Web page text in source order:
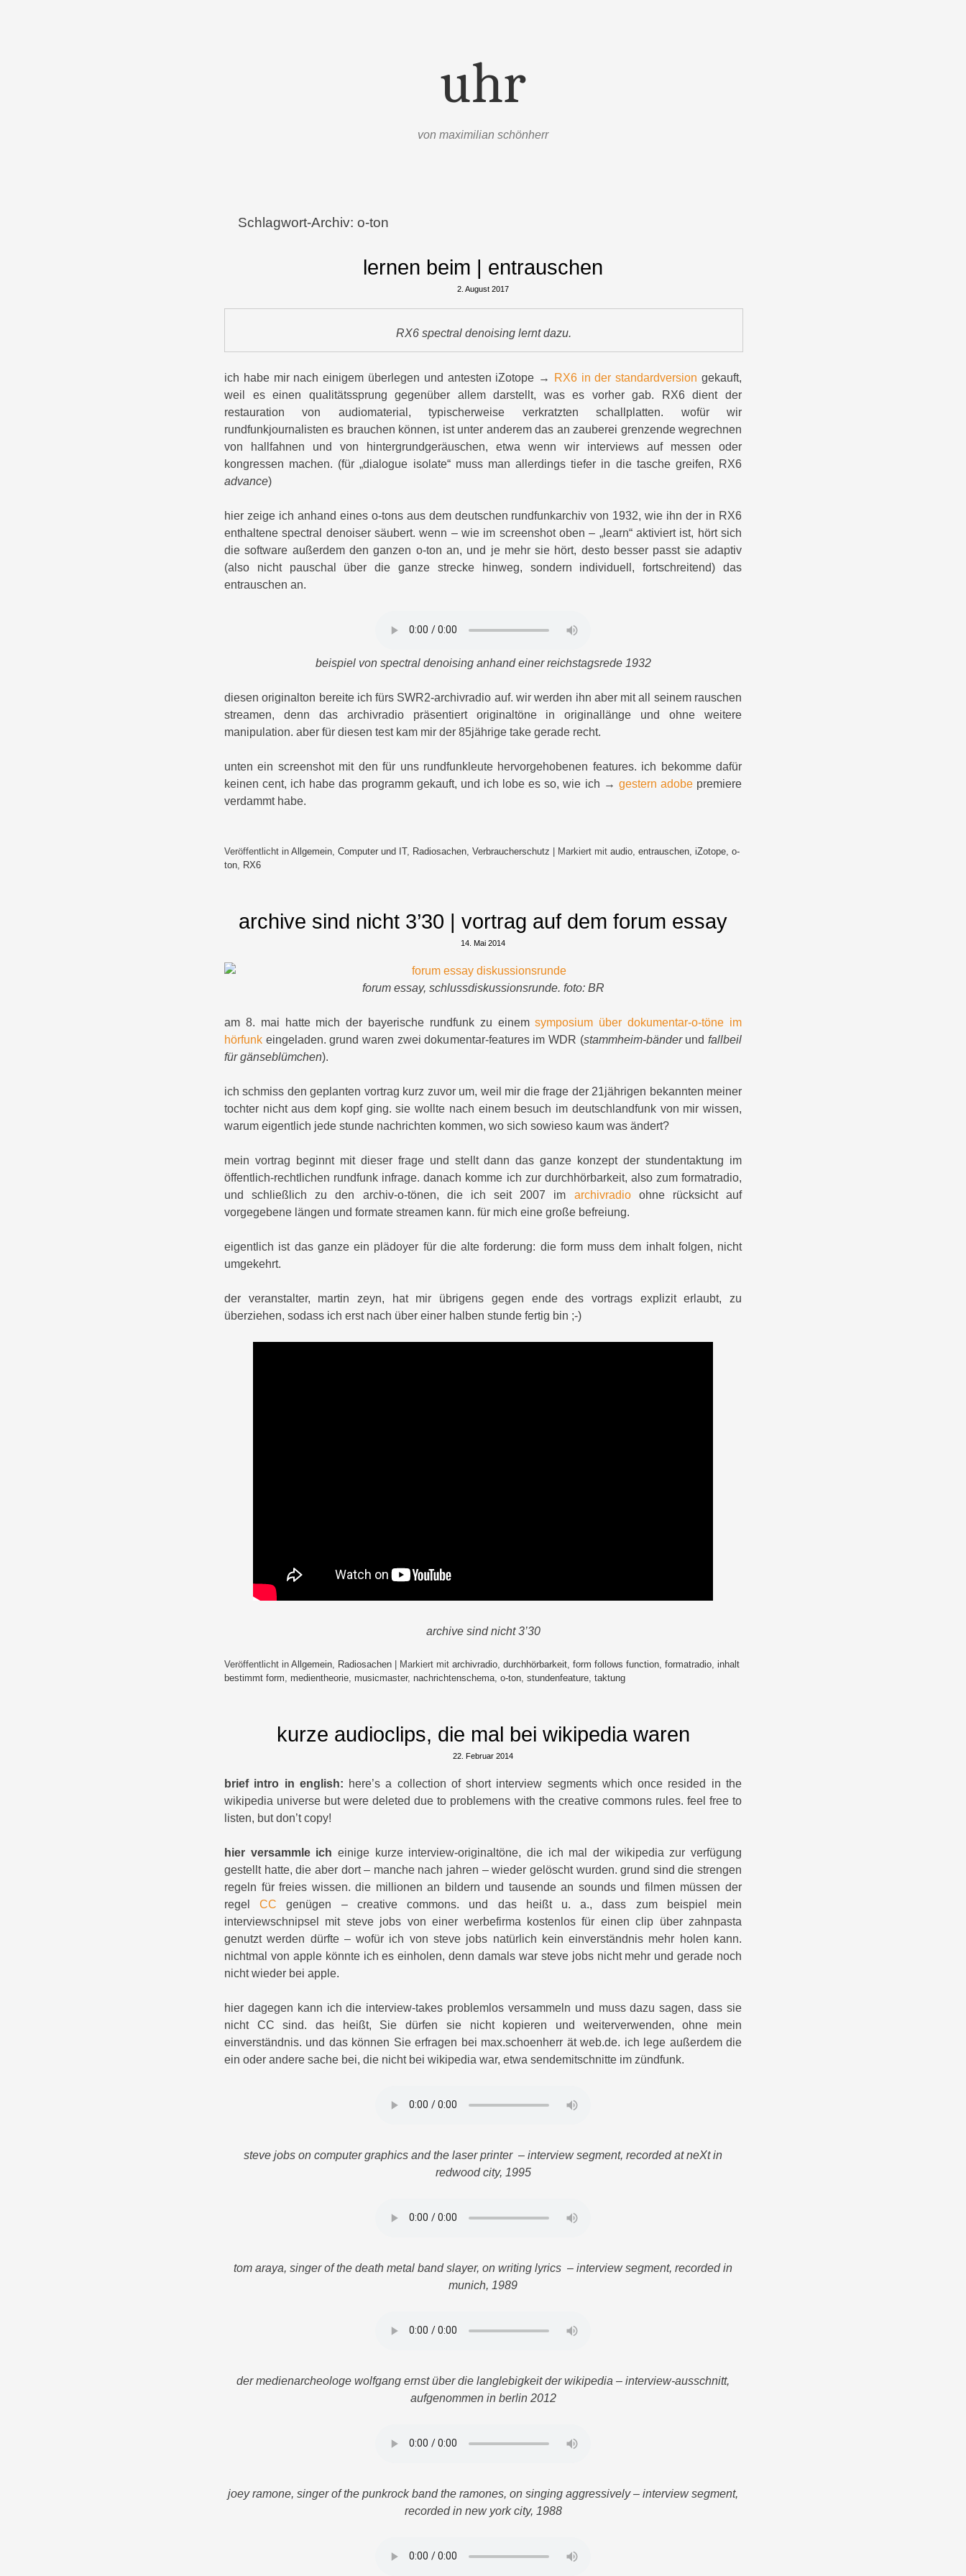
uhr
von maximilian schönherr
Schlagwort-Archiv:o-ton
lernen beim | entrauschen
2. August 2017
RX6 spectral denoising lernt dazu.
ich habe mir nach einigem überlegen und antesten iZotope → RX6 in der standardversion gekauft,
weil es einen qualitätssprung gegenüber allem darstellt, was es vorher gab. RX6 dient der
restauration von audiomaterial, typischerweise verkratzten schallplatten. wofür wir
rundfunkjournalisten es brauchen können, ist unter anderem das an zauberei grenzende wegrechnen
von hallfahnen und von hintergrundgeräuschen, etwa wenn wir interviews auf messen oder
kongressen machen. (für „dialogue isolate“ muss man allerdings tiefer in die tasche greifen, RX6
advance)
hier zeige ich anhand eines o-tons aus dem deutschen rundfunkarchiv von 1932, wie ihn der in RX6
enthaltene spectral denoiser säubert. wenn – wie im screenshot oben – „learn“ aktiviert ist, hört sich
die software außerdem den ganzen o-ton an, und je mehr sie hört, desto besser passt sie adaptiv
(also nicht pauschal über die ganze strecke hinweg, sondern individuell, fortschreitend) das
entrauschen an.
beispiel von spectral denoising anhand einer reichstagsrede 1932
diesen originalton bereite ich fürs SWR2-archivradio auf. wir werden ihn aber mit all seinem rauschen
streamen, denn das archivradio präsentiert originaltöne in originallänge und ohne weitere
manipulation. aber für diesen test kam mir der 85jährige take gerade recht.
unten ein screenshot mit den für uns rundfunkleute hervorgehobenen features. ich bekomme dafür
keinen cent, ich habe das programm gekauft, und ich lobe es so, wie ich → gestern adobepremiere
verdammt habe.
Veröffentlicht in Allgemein Computer und IT, Radiosachen Verbraucherschutz | Markiert mit audio entrauschen iZotope o-
ton RX6
archive sind nicht 3’30 | vortrag auf dem forum essay
14. Mai 2014
forum essay, schlussdiskussionsrunde. foto: BR
am 8. mai hatte mich der bayerische rundfunk zu einemsymposium über dokumentar-o-töne im
hörfunk eingeladen. grund waren zwei dokumentar-features im WDR (stammheim-bänderundfallbeil
für gänseblümchen).
ich schmiss den geplanten vortrag kurz zuvor um, weil mir die frage der 21jährigen bekannten meiner
tochter nicht aus dem kopf ging. sie wollte nach einem besuch im deutschlandfunk von mir wissen,
warum eigentlich jede stunde nachrichten kommen, wo sich sowieso kaum was ändert?
mein vortrag beginnt mit dieser frage und stellt dann das ganze konzept der stundentaktung im
öffentlich-rechtlichen rundfunk infrage. danach komme ich zur durchhörbarkeit, also zum formatradio,
und schließlich zu den archiv-o-tönen, die ich seit 2007 im archivradioohne rücksicht auf
vorgegebene längen und formate streamen kann. für mich eine große befreiung.
eigentlich ist das ganze ein plädoyer für die alte forderung: die form muss dem inhalt folgen, nicht
umgekehrt.
der veranstalter, martin zeyn, hat mir übrigens gegen ende des vortrags explizit erlaubt, zu
überziehen, sodass ich erst nach über einer halben stunde fertig bin ;-)
archive sind nicht 3’30
Veröffentlicht in Allgemein Radiosachen | Markiert mit archivradio durchhörbarkeit form follows function formatradio inhalt
bestimmt form
medientheorie musicmaster, nachrichtenschema o-ton stundenfeature taktung
kurze audioclips, die mal bei wikipedia waren
22. Februar 2014
brief intro in english: here’s a collection of short interview segments which once resided in the
wikipedia universe but were deleted due to problemens with the creative commons rules. feel free to
listen, but don’t copy!
hier versammle ich einige kurze interview-originaltöne, die ich mal der wikipedia zur verfügung
gestellt hatte, die aber dort – manche nach jahren – wieder gelöscht wurden. grund sind die strengen
regeln für freies wissen. die millionen an bildern und tausende an sounds und filmen müssen der
regelCC genügen – creative commons. und das heißt u. a., dass zum beispiel mein
interviewschnipsel mit steve jobs von einer werbefirma kostenlos für einen clip über zahnpasta
genutzt werden dürfte – wofür ich von steve jobs natürlich kein einverständnis mehr holen kann.
nichtmal von apple könnte ich es einholen, denn damals war steve jobs nicht mehr und gerade noch
nicht wieder bei apple.
hier dagegen kann ich die interview-takes problemlos versammeln und muss dazu sagen, dass sie
nicht CC sind. das heißt, Sie dürfen sie nicht kopieren und weiterverwenden, ohne mein
einverständnis. und das können Sie erfragen bei max.schoenherr ät web.de. ich lege außerdem die
ein oder andere sache bei, die nicht bei wikipedia war, etwa sendemitschnitte im zündfunk.
steve jobs on computer graphics and the laser printer – interview segment, recorded at neXt in
redwood city, 1995
tom araya, singer of the death metal band slayer, on writing lyrics – interview segment, recorded in
munich, 1989
der medienarcheologe wolfgang ernst über die langlebigkeit der wikipedia – interview-ausschnitt,
aufgenommen in berlin 2012
joey ramone, singer of the punkrock band the ramones, on singing aggressively – interview segment,
recorded in new york city, 1988